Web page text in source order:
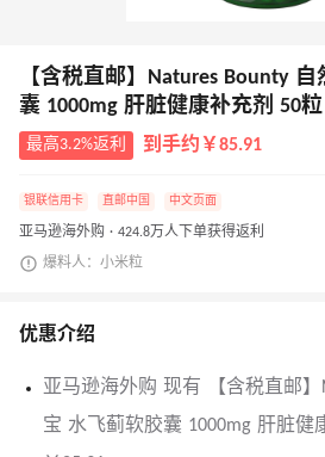
【含税直邮】Natures Bounty
囊 1000mg 肝脏健康补充剂 50粒
最高3.2%返利 到手约￥85.91
银联信用卡 直邮中国 中文页面
亚马逊海外购 · 424.8万人下单获得返利
爆料人：小米粒
优惠介绍
亚马逊海外购 现有 【含税直邮】
宝 水飞蓟软胶囊 1000mg 肝脏健